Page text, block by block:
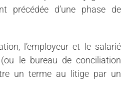
précédée d’une phase de
l’employeur et le salarié
le bureau de conciliation
un terme au litige par un